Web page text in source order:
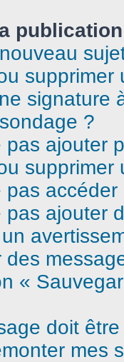
supprimer
signature
?
ajouter
supprimer
ajouter
des
«
doit
mes